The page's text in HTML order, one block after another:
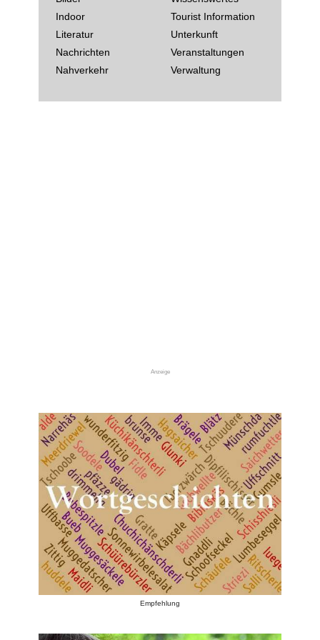
Indoor
Literatur
Nachrichten
Nahverkehr
Tourist Information
Unterkunft
Veranstaltungen
Verwaltung
Anzeige
Empfehlung